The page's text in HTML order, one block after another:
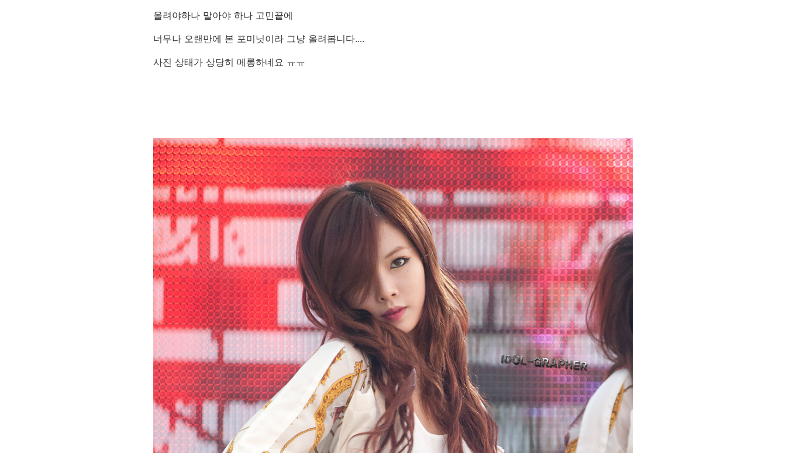
올려야하나 말아야 하나 고민끝에
너무나 오랜만에 본 포미닛이라 그냥 올려봅니다....
사진 상태가 상당히 메롱하네요 ㅠㅠ